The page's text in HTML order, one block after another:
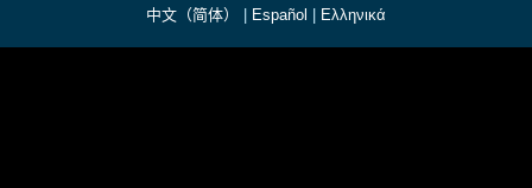
中文（简体）
| Español | Ελληνικά